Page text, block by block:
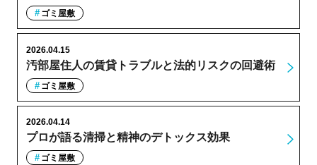
ゴミ屋敷
汚部屋住人の賃貸トラブルと法的リスクの回避術
2026.04.15
ゴミ屋敷
プロが語る清掃と精神のデトックス効果
2026.04.14
ゴミ屋敷